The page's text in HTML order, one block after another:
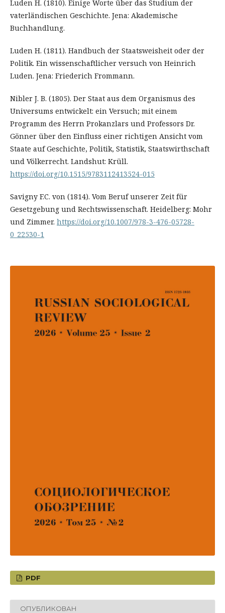
Luden H. (1810). Einige Worte über das Studium der
vaterländischen Geschichte. Jena: Akademische
Buchhandlung.
Luden H. (1811). Handbuch der Staatsweisheit oder der
Politik. Ein wissenschaftlicher versuch von Heinrich
Luden. Jena: Friederich Frommann.
Nibler J. B. (1805). Der Staat aus dem Organismus des
Universums entwickelt: ein Versuch; mit einem
Programm des Herrn Prokanzlars und Professors Dr.
Gönner über den Einfluss einer richtigen Ansicht vom
Staate auf Geschichte, Politik, Statistik, Staatswirthschaft
und Völkerrecht. Landshut: Krüll.
https://doi.org/10.1515/9783112413524-015
Savigny F.C. von (1814). Vom Beruf unserer Zeit für
Gesetzgebung und Rechtswissenschaft. Heidelberg: Mohr
und Zimmer. https://doi.org/10.1007/978-3-476-05728-
0_22530-1
PDF
ОПУБЛИКОВАН